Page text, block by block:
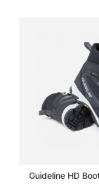
Guideline HD